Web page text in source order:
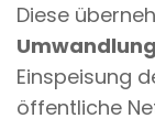
Diese
Umwandlung
Einspeisung
öffentliche